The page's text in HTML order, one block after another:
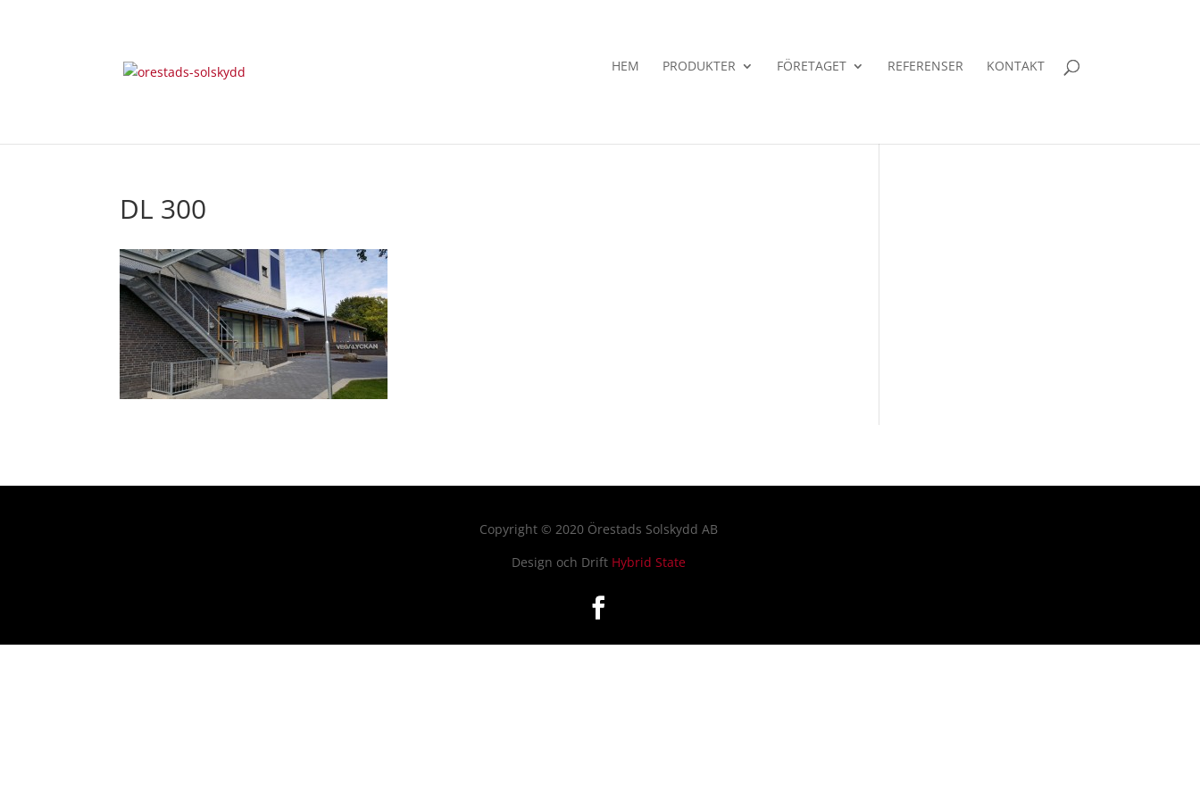
HEM PRODUKTER FÖRETAGET REFERENSER KONTAKT
DL 300
Copyright© 2020 Örestads Solskydd AB
Design och Drift Hybrid State